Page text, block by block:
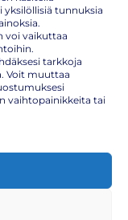
tunnuksia
voi vaikuttaa
tarkkoja
Voit muuttaa
vaihtopainikkeita tai